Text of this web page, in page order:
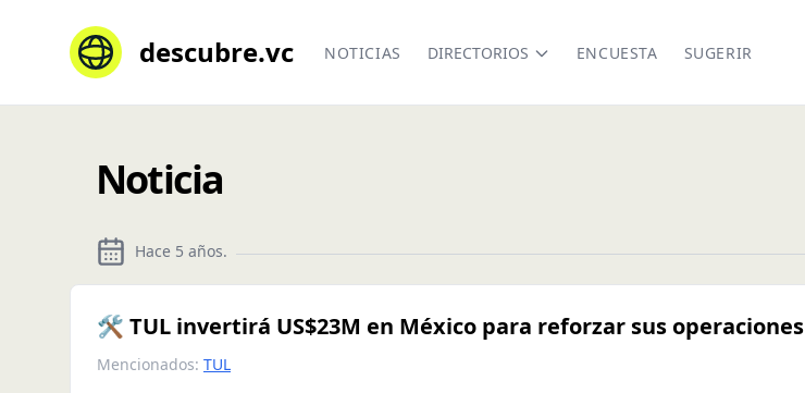
descubre.vc NOTICIAS DIRECTORIOS ENCUESTA SUGERIR
Noticia
Hace 5 años.
🛠 TUL invertirá US$23M en México para reforzar sus operaciones
Mencionados: TUL